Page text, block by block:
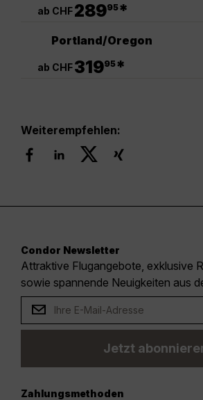
ab CHF28995*
Portland/Oregon
ab CHF31995*
Weiterempfehlen:
Condor Newsletter
Attraktive Flugangebote, exklusive
sowie spannende Neuigkeiten aus
Jetzt
Zahlungsmethoden